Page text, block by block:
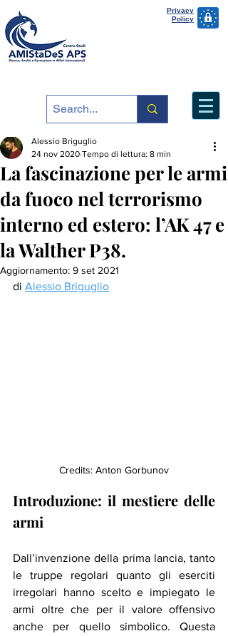
Privacy
Policy
La fascinazione per le armi
da fuoco nel terrorismo
interno ed estero: l’AK 47 e
la Walther P38.
Alessio Briguglio
24 nov 2020 Tempo di lettura: 8 min
Aggiornamento: 9 set 2021
di Alessio Briguglio
Credits: Anton Gorbunov
Introduzione: il mestiere delle
armi
Dall’invenzione della prima lancia, tanto
le truppe regolari quanto gli eserciti
irregolari hanno scelto e impiegato le
armi oltre che per il valore offensivo
anche per quello simbolico. Questa